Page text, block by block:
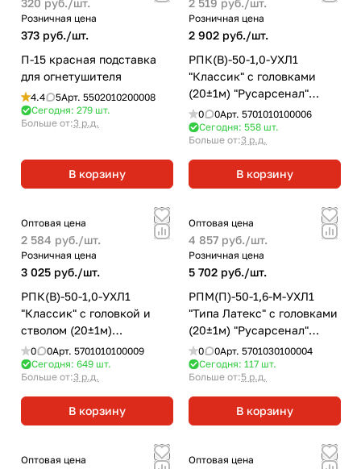
продукцию и многое другое.
320 руб./шт.
Розничная цена
373 руб./шт.
П-15 красная подставка
для огнетушителя
4.4 5Арт. 5502010200008
Сегодня: 279 шт.
Больше от:3 р.д.
В корзину
2 519 руб./шт.
Розничная цена
2 902 руб./шт.
РПК(В)-50-1,0-УХЛ1
"Классик" с головками
(20±1м) "Русарсенал"
рукав пожарный
напорный
0 0Арт. 5701010100006
Сегодня: 558 шт.
Больше от:3 р.д.
В корзину
Оптовая цена
2 584 руб./шт.
Розничная цена
3 025 руб./шт.
РПК(В)-50-1,0-УХЛ1
"Классик" с головкой и
стволом (20±1м)
"Русарсенал" рукав
пожарный напорный
0 0Арт. 5701010100009
Сегодня: 649 шт.
Больше от:3 р.д.
В корзину
Оптовая цена
4 857 руб./шт.
Розничная цена
5 702 руб./шт.
РПМ(П)-50-1,6-М-УХЛ1
"Типа Латекс" с головками
(20±1м) "Русарсенал"
рукав пожарный
напорный
0 0Арт. 5701030100004
Сегодня: 117 шт.
Больше от:5 р.д.
В корзину
Оптовая цена Оптовая цена